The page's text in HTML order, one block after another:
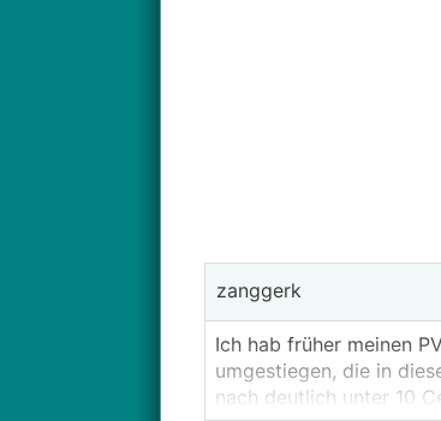
zanggerk
Ich hab früher meinen
umgestiegen, die in
nach deutlich unter 10